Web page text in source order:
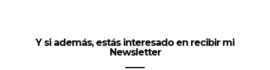
Y si además, estás interesado en recibir mi
Newsletter